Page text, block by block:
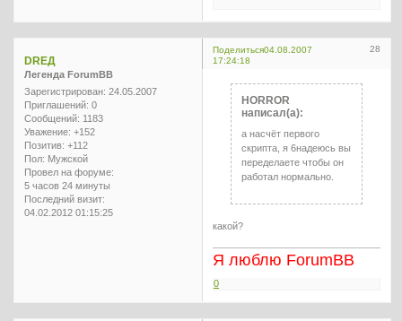
Поделиться 28
04.08.2007
17:24:18
DREД
Легенда ForumBB
Зарегистрирован: 24.05.2007
Приглашений: 0
Сообщений: 1183
Уважение: +152
Позитив: +112
Пол: Мужской
Провел на форуме:
5 часов 24 минуты
Последний визит:
04.02.2012 01:15:25
HORROR
написал(а):
а насчёт первого
скрипта, я 6надеюсь вы
переделаете чтобы он
работал нормально.
какой?
Я люблю ForumBB
0